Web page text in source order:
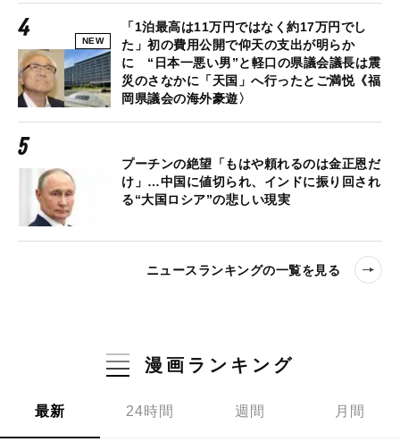
NEW
「1泊最高は11万円ではなく約17万円でし
た」初の費用公開で仰天の支出が明らか
に “日本一悪い男”と軽口の県議会議長は震
災のさなかに「天国」へ行ったとご満悦《福
岡県議会の海外豪遊〉
プーチンの絶望「もはや頼れるのは金正恩だ
け」…中国に値切られ、インドに振り回され
る“大国ロシア”の悲しい現実
ニュースランキングの一覧を見る
漫画ランキング
最新 24時間 週間 月間